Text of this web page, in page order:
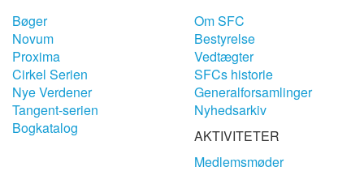
Bøger
Novum
Proxima
Cirkel Serien
Nye Verdener
Tangent-serien
Bogkatalog
Om SFC
Bestyrelse
Vedtægter
SFCs historie
Generalforsamlinger
Nyhedsarkiv
AKTIVITETER
Medlemsmøder